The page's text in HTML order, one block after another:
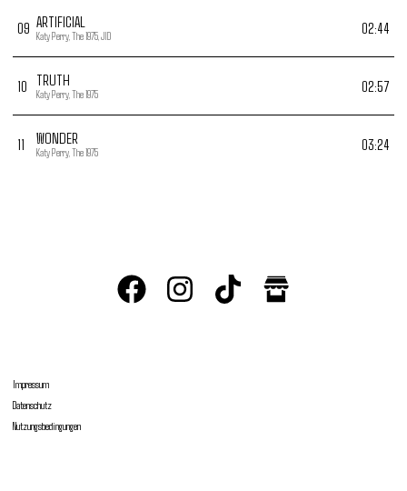
09 ARTIFICIAL
Katy Perry, The 1975, JID 02:44
10 TRUTH
Katy Perry, The 1975 02:57
11 WONDER
Katy Perry, The 1975 03:24
Impressum
Datenschutz
Nutzungsbedingungen